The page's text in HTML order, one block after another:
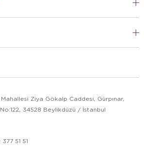
Ziya Gökalp Caddesi, Gürpınar,
34528 Beylikdüzü / İstanbul
51 51